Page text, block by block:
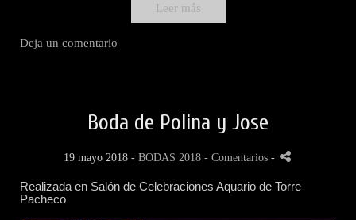
Leer más
Deja un comentario
Boda de Polina y Jose
19 mayo 2018 - BODAS 2018 - Comentarios -
Realizada en Salón de Celebraciones Aquario de Torre
Pacheco